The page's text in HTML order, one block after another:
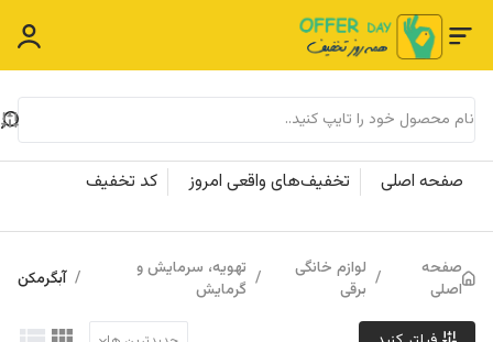
صفحه اصلی تخفیف‌های واقعی امروز کد تخفیف
صفحه
اصلی
/ لوازم خانگی
برقی
/ تهویه، سرمایش و
گرمایش
/ آبگرمکن